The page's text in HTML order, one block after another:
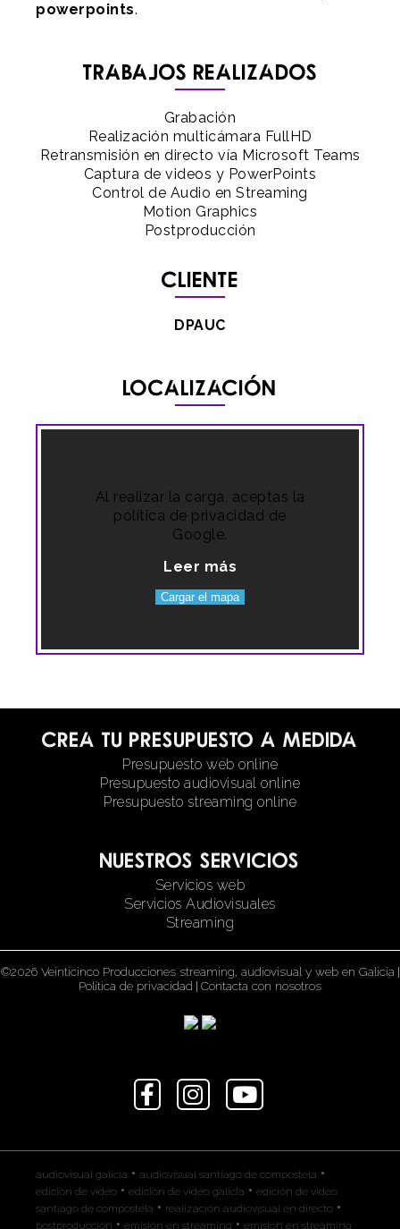
powerpoints.
Trabajos realizados
Grabación
Realización multicámara FullHD
Retransmisión en directo vía Microsoft Teams
Captura de videos y PowerPoints
Control de Audio en Streaming
Motion Graphics
Postproducción
Cliente
DPAUC
Localización
Al realizar la carga, aceptas la
política de privacidad de
Google.
Leer más
Cargar el mapa
Crea tu presupuesto a medida
Presupuesto web online
Presupuesto audiovisual online
Presupuesto streaming online
Nuestros servicios
Servicios web
Servicios Audiovisuales
Streaming
©2026 Veinticinco Producciones streaming, audiovisual y web en Galicia |
Política de privacidad | Contacta con nosotros
audiovisual galicia • audiovisual santiago de compostela •
edición de video • edición de video galicia • edición de video
santiago de compostela • realización audiovisual en directo •
postproducción • emisión en streaming • emisión en streaming